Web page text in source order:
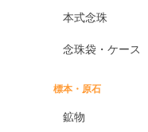
本式念珠
念珠袋・ケース
標本・原石
鉱物